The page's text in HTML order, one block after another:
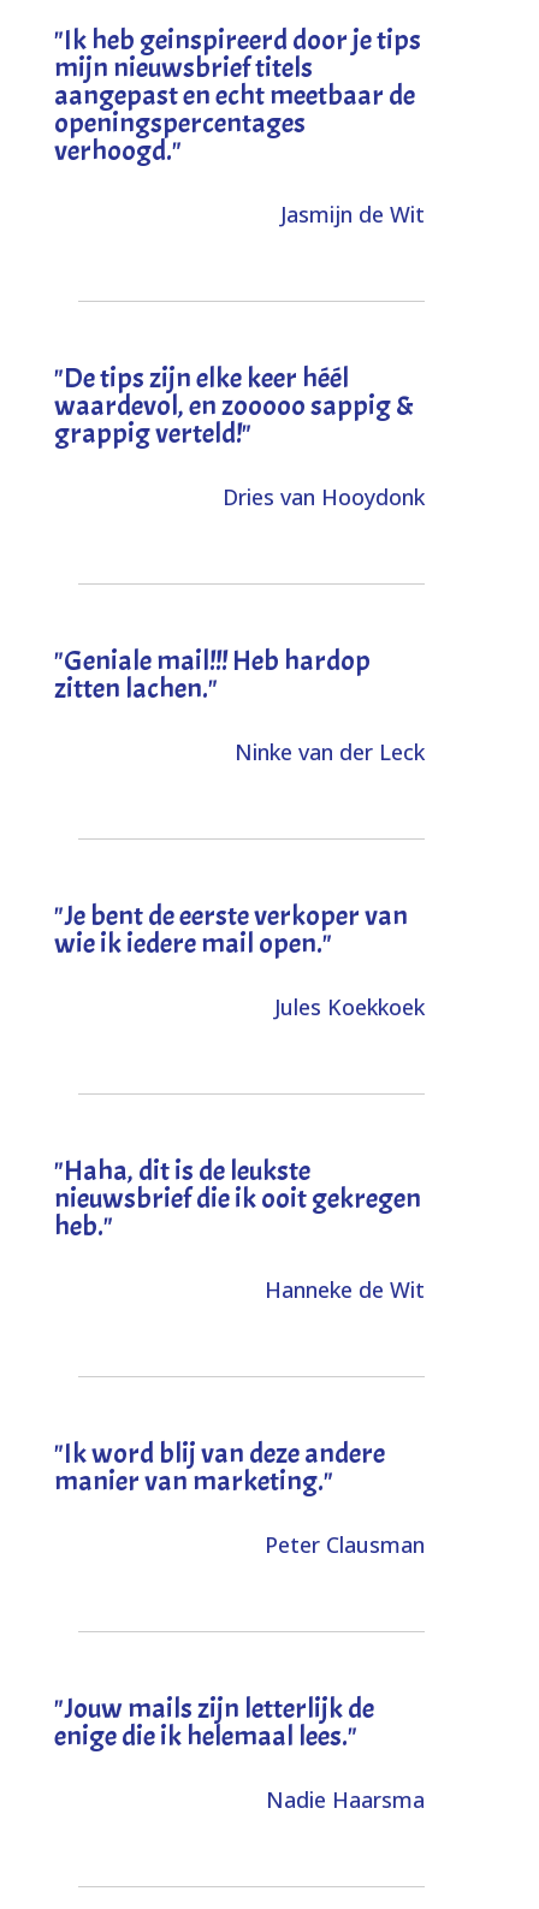
"Ik heb geinspireerd door je tips
mijn nieuwsbrief titels
aangepast en echt meetbaar de
openingspercentages
verhoogd."
Jasmijn de Wit
"De tips zijn elke keer héél
waardevol, en zooooo sappig &
grappig verteld!"
Dries van Hooydonk
"Geniale mail!!! Heb hardop
zitten lachen."
Ninke van der Leck
"Je bent de eerste verkoper van
wie ik iedere mail open."
Jules Koekkoek
"Haha, dit is de leukste
nieuwsbrief die ik ooit gekregen
heb."
Hanneke de Wit
"Ik word blij van deze andere
manier van marketing."
Peter Clausman
"Jouw mails zijn letterlijk de
enige die ik helemaal lees."
Nadie Haarsma